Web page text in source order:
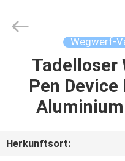
HAUS
PRODUKTE
VIDEOS
Copyright
huaeason.com.
Wegwerf-
Tadelloser
Pen
Herkunftsort: